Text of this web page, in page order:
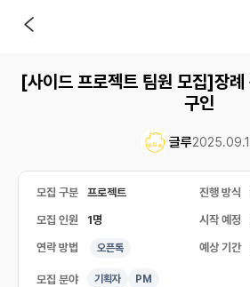
[사이드 프로젝트 팀원 모집]장례
구인
글루
모집 구분 프로젝트 진행 방식
모집 인원 1명 시작 예정
연락 방법 오픈톡 예상 기간
모집 분야 기획자 PM